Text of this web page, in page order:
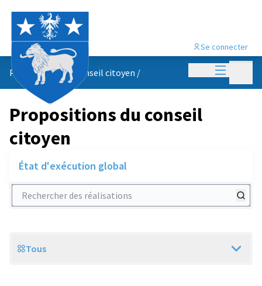
Menu
Se connecter
Propositions du conseil citoyen /
Propositions du conseil
citoyen
État d'exécution global
Rechercher des réalisations
Scope
Tous